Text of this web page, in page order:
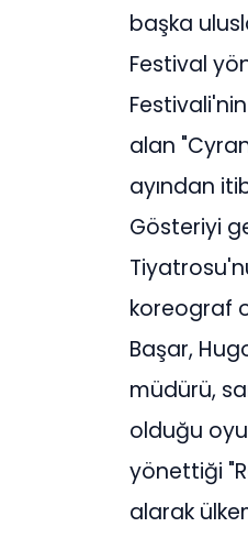
başka
Festival
alan
ayından
Gösteriyi
koreograf
Başar,
müdürü,
olduğu
yönettiği
alarak